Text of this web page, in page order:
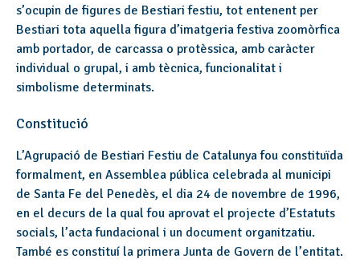
s’ocupin de figures de Bestiari festiu, tot entenent per
Bestiari tota aquella figura d’imatgeria festiva zoomòrfica
amb portador, de carcassa o protèssica, amb caràcter
individual o grupal, i amb tècnica, funcionalitat i
simbolisme determinats.
Constitució
L’Agrupació de Bestiari Festiu de Catalunya fou constituïda
formalment, en Assemblea pública celebrada al municipi
de Santa Fe del Penedès, el dia 24 de novembre de 1996,
en el decurs de la qual fou aprovat el projecte d’Estatuts
socials, l’acta fundacional i un document organitzatiu.
També es constituí la primera Junta de Govern de l’entitat.